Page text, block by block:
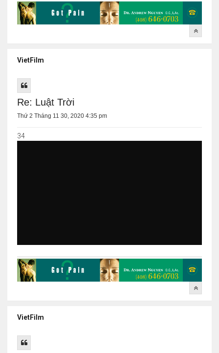
VietFilm
Re: Luật Trời
Thứ 2 Tháng 11 30, 2020 4:35 pm
34
VietFilm